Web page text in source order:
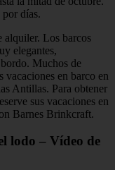
por días.
alquiler. Los barcos
elegantes,
Muchos de
vacaciones en barco en
Antillas. Para obtener
sus vacaciones en
Barnes Brinkcraft.
lodo – Vídeo de